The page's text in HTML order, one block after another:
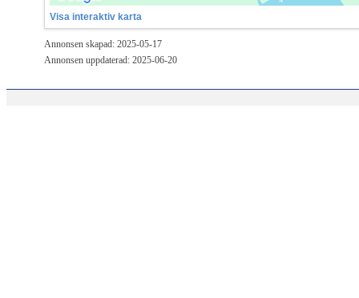
Visa interaktiv karta
Annonsen skapad: 2025-05-17
Annonsen uppdaterad: 2025-06-20